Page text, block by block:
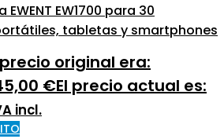
EW1700 para 30
tabletas y smartphones
precio original era:
€El precio actual es:
incl.